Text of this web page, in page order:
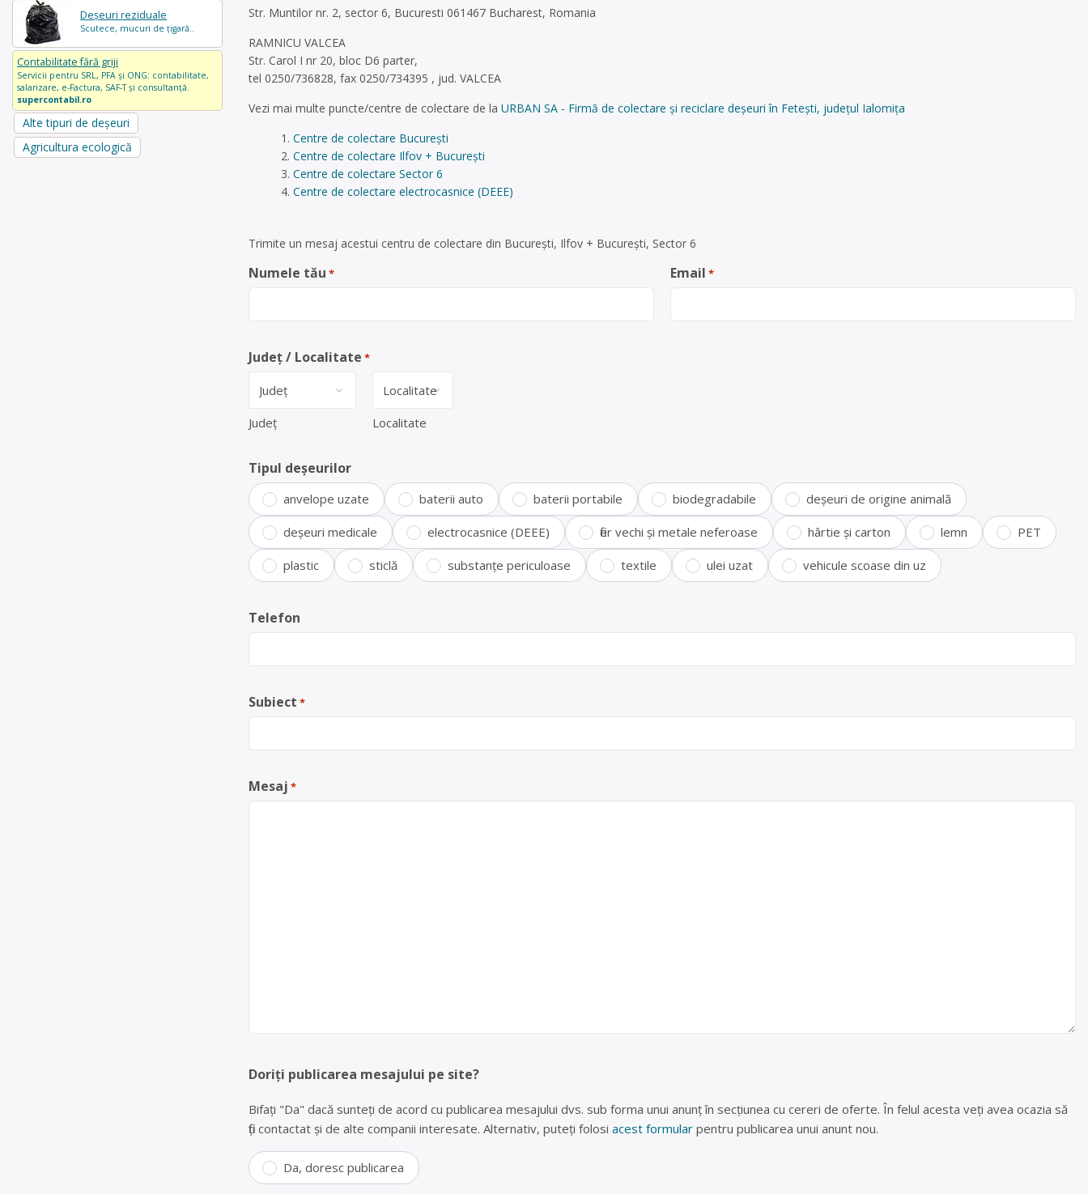
Deșeuri reziduale
Scutece, mucuri de țigară..
Contabilitate fără griji
Servicii pentru SRL, PFA și ONG: contabilitate,
salarizare, e-Factura, SAF-T și consultanță.
supercontabil.ro
Alte tipuri de deșeuri
Agricultura ecologică
Str. Muntilor nr. 2, sector 6, Bucuresti 061467 Bucharest, Romania
RAMNICU VALCEA
Str. Carol I nr 20, bloc D6 parter,
tel 0250/736828, fax 0250/734395 , jud. VALCEA
Vezi mai multe puncte/centre de colectare de la URBAN SA - Firmă de colectare și reciclare deșeuri în Fetești, județul Ialomița
Centre de colectare București
Centre de colectare Ilfov + București
Centre de colectare Sector 6
Centre de colectare electrocasnice (DEEE)
Trimite un mesaj acestui centru de colectare din București, Ilfov + București, Sector 6
Numele tău * Email *
Județ / Localitate *
Județ Localitate
Tipul deșeurilor
anvelope uzate baterii auto baterii portabile biodegradabile deșeuri de origine animală
deșeuri medicale electrocasnice (DEEE) fier vechi și metale neferoase hârtie și carton lemn PET
plastic sticlă substanțe periculoase textile ulei uzat vehicule scoase din uz
Telefon
Subiect *
Mesaj *
Doriți publicarea mesajului pe site?
Bifați "Da" dacă sunteți de acord cu publicarea mesajului dvs. sub forma unui anunț în secțiunea cu cereri de oferte. În felul acesta veți avea ocazia să
fiți contactat și de alte companii interesate. Alternativ, puteți folosi acest formular pentru publicarea unui anunt nou.
Da, doresc publicarea